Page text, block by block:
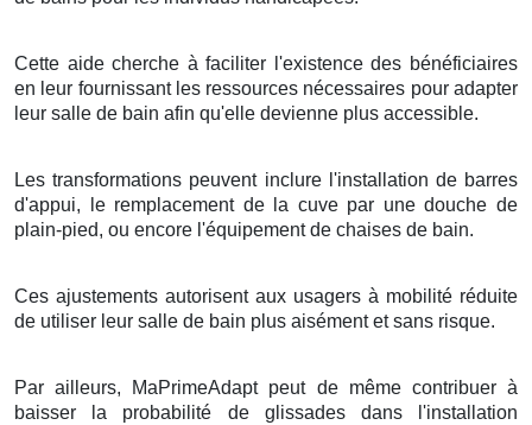
Cette aide cherche à faciliter l'existence des bénéficiaires
en leur fournissant les ressources nécessaires pour adapter
leur salle de bain afin qu'elle devienne plus accessible.
Les transformations peuvent inclure l'installation de barres
d'appui, le remplacement de la cuve par une douche de
plain-pied, ou encore l'équipement de chaises de bain.
Ces ajustements autorisent aux usagers à mobilité réduite
de utiliser leur salle de bain plus aisément et sans risque.
Par ailleurs, MaPrimeAdapt peut de même contribuer à
baisser la probabilité de glissades dans l'installation